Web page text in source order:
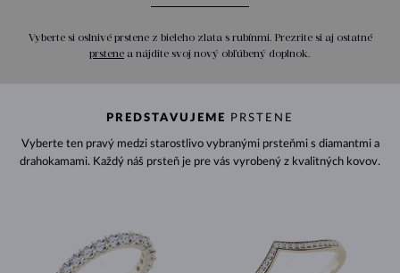
Vyberte si oslnivé prstene z bieleho zlata s rubínmi. Prezrite si aj ostatné
prstene a nájdite svoj nový obľúbený doplnok.
PREDSTAVUJEME PRSTENE
Vyberte ten pravý medzi starostlivo vybranými prsteňmi s diamantmi a
drahokamami. Každý náš prsteň je pre vás vyrobený z kvalitných kovov.